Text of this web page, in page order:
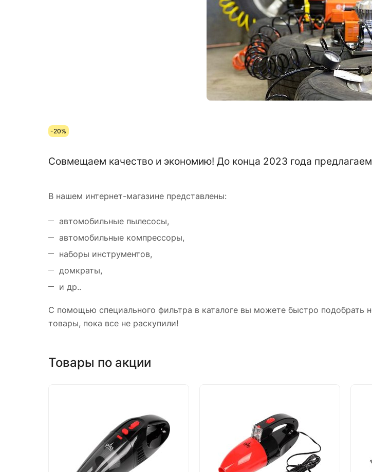
-20%
Совмещаем качество и экономию! До конца 2023 года
В нашем интернет-магазине представлены:
автомобильные пылесосы,
автомобильные компрессоры,
наборы инструментов,
домкраты,
и др..
С помощью специального фильтра в каталоге вы можете быстро подобрать
товары, пока все не раскупили!
Товары по акции